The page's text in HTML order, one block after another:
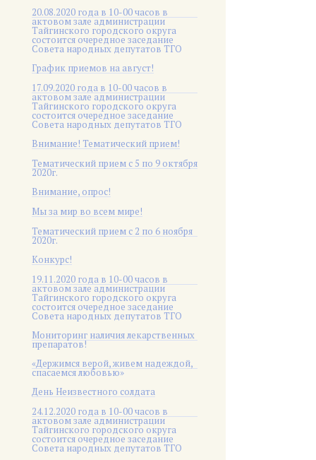
20.08.2020 года в 10-00 часов в
актовом зале администрации
Тайгинского городского округа
состоится очередное заседание
Совета народных депутатов ТГО
График приемов на август!
17.09.2020 года в 10-00 часов в
актовом зале администрации
Тайгинского городского округа
состоится очередное заседание
Совета народных депутатов ТГО
Внимание! Тематический прием!
Тематический прием с 5 по 9 октября
2020г.
Внимание, опрос!
Мы за мир во всем мире!
Тематический прием с 2 по 6 ноября
2020г.
Конкурс!
19.11.2020 года в 10-00 часов в
актовом зале администрации
Тайгинского городского округа
состоится очередное заседание
Совета народных депутатов ТГО
Мониторинг наличия лекарственных
препаратов!
«Держимся верой, живем надеждой,
спасаемся любовью»
День Неизвестного солдата
24.12.2020 года в 10-00 часов в
актовом зале администрации
Тайгинского городского округа
состоится очередное заседание
Совета народных депутатов ТГО